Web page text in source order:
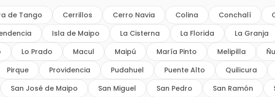
de Tango Cerrillos Cerro Navia Colina Conchalí
Isla de Maipo La Cisterna La Florida La Granja
Lo Prado Macul Maipú María Pinto Melipilla
Pirque Providencia Pudahuel Puente Alto Quilicura
San José de Maipo San Miguel San Pedro San Ramón